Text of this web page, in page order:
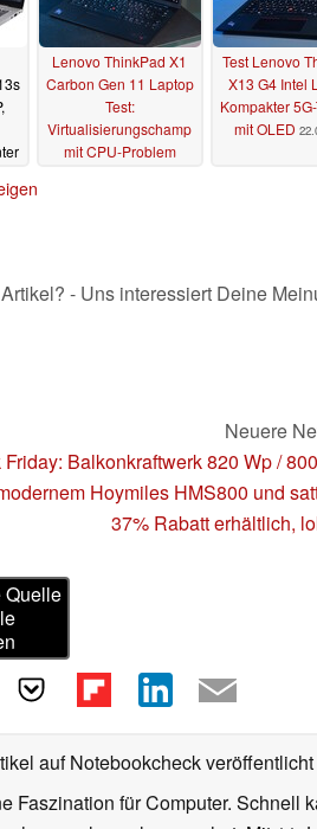
Lenovo ThinkPad X1
Carbon Gen 11 Laptop
Test:
Virtualisierungschamp
mit CPU-Problem
Test Lenovo
X13 G4 Intel
Kompakter
mit OLED
- Uns interessiert Deine
Neuere
Friday: Balkonkraftwerk 820 Wp /
Hoymiles HMS800 und
37% Rabatt erhältlich,
Quelle
auf Notebookcheck veröffentlicht
Faszination für Computer. Schnell